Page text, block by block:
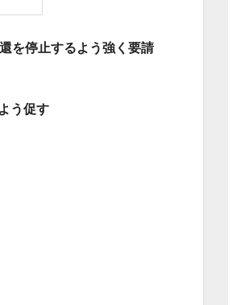
を停止するよう強く要請
う促す